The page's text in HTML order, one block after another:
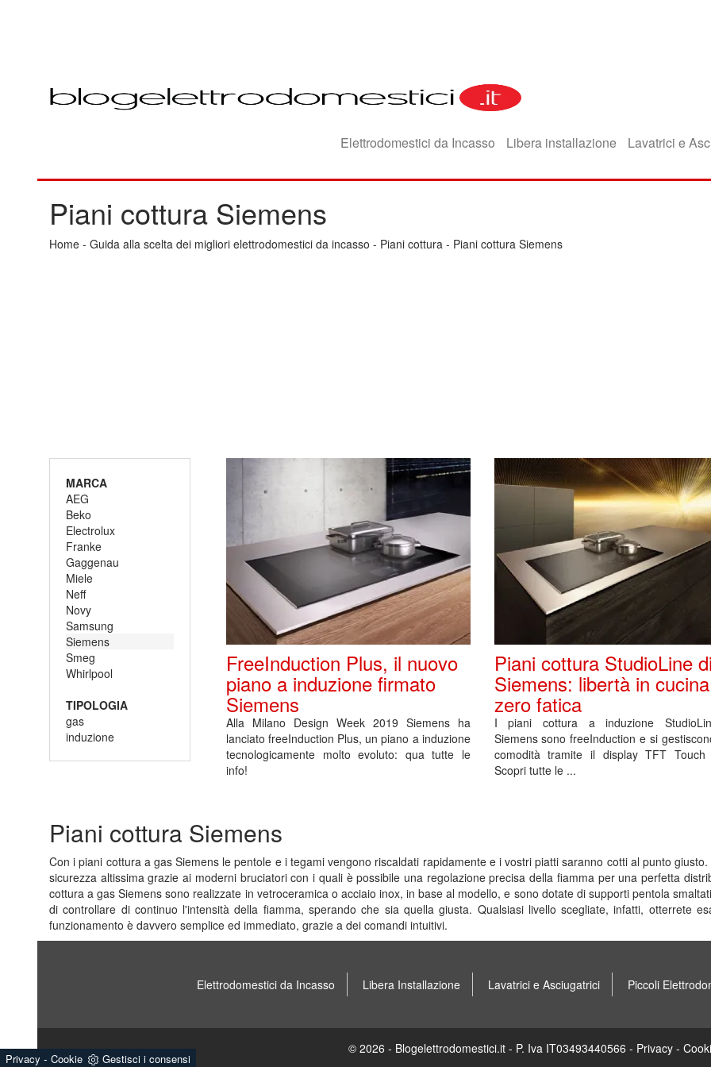
Elettrodomestici da Incasso Libera installazione Lavatrici e
Piani cottura Siemens
Home - Guida alla scelta dei migliori elettrodomestici da incasso - Piani cottura - Piani cottura Siemens
MARCA
AEG
Beko
Electrolux
Franke
Gaggenau
Miele
Neff
Novy
Samsung
Siemens
Smeg
Whirlpool
TIPOLOGIA
gas
induzione
FreeInduction Plus, il nuovo
piano a induzione firmato
Siemens
Alla Milano Design Week 2019 Siemens ha
lanciato freeInduction Plus, un piano a induzione
tecnologicamente molto evoluto: qua tutte le
info!
Piani cottura StudioLine
Siemens: libertà in
zero fatica
I piani cottura a induzione
Siemens sono freeInduction e si
comodità tramite il display TFT Touch
Scopri tutte le ...
Piani cottura Siemens
Con i piani cottura a gas Siemens le pentole e i tegami vengono riscaldati rapidamente e i vostri piatti saranno cotti al punto
sicurezza altissima grazie ai moderni bruciatori con i quali è possibile una regolazione precisa della fiamma per una perfetta
cottura a gas Siemens sono realizzate in vetroceramica o acciaio inox, in base al modello, e sono dotate di supporti pentola
di controllare di continuo l'intensità della fiamma, sperando che sia quella giusta. Qualsiasi livello scegliate, infatti, otterrete
funzionamento è davvero semplice ed immediato, grazie a dei comandi intuitivi.
Elettrodomestici da Incasso Libera Installazione Lavatrici e Asciugatrici Piccoli
© 2026 - Blogelettrodomestici.it - P. Iva IT03493440566 - Privacy -
Privacy - Cookie Gestisci i consensi